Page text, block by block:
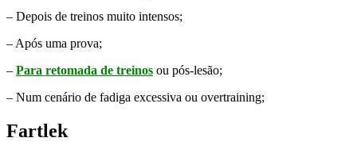
– Depois de treinos muito intensos;
– Após uma prova;
– Para retomada de treinos ou pós-lesão;
– Num cenário de fadiga excessiva ou overtraining;
Fartlek